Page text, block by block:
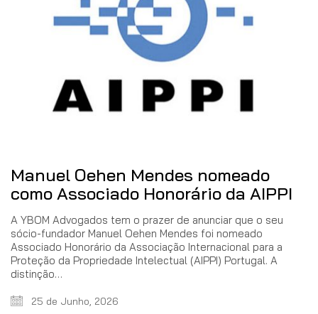
Manuel Oehen Mendes nomeado
como Associado Honorário da AIPPI
A YBOM Advogados tem o prazer de anunciar que o seu
sócio-fundador Manuel Oehen Mendes foi nomeado
Associado Honorário da Associação Internacional para a
Proteção da Propriedade Intelectual (AIPPI) Portugal. A
distinção…
25 de Junho, 2026